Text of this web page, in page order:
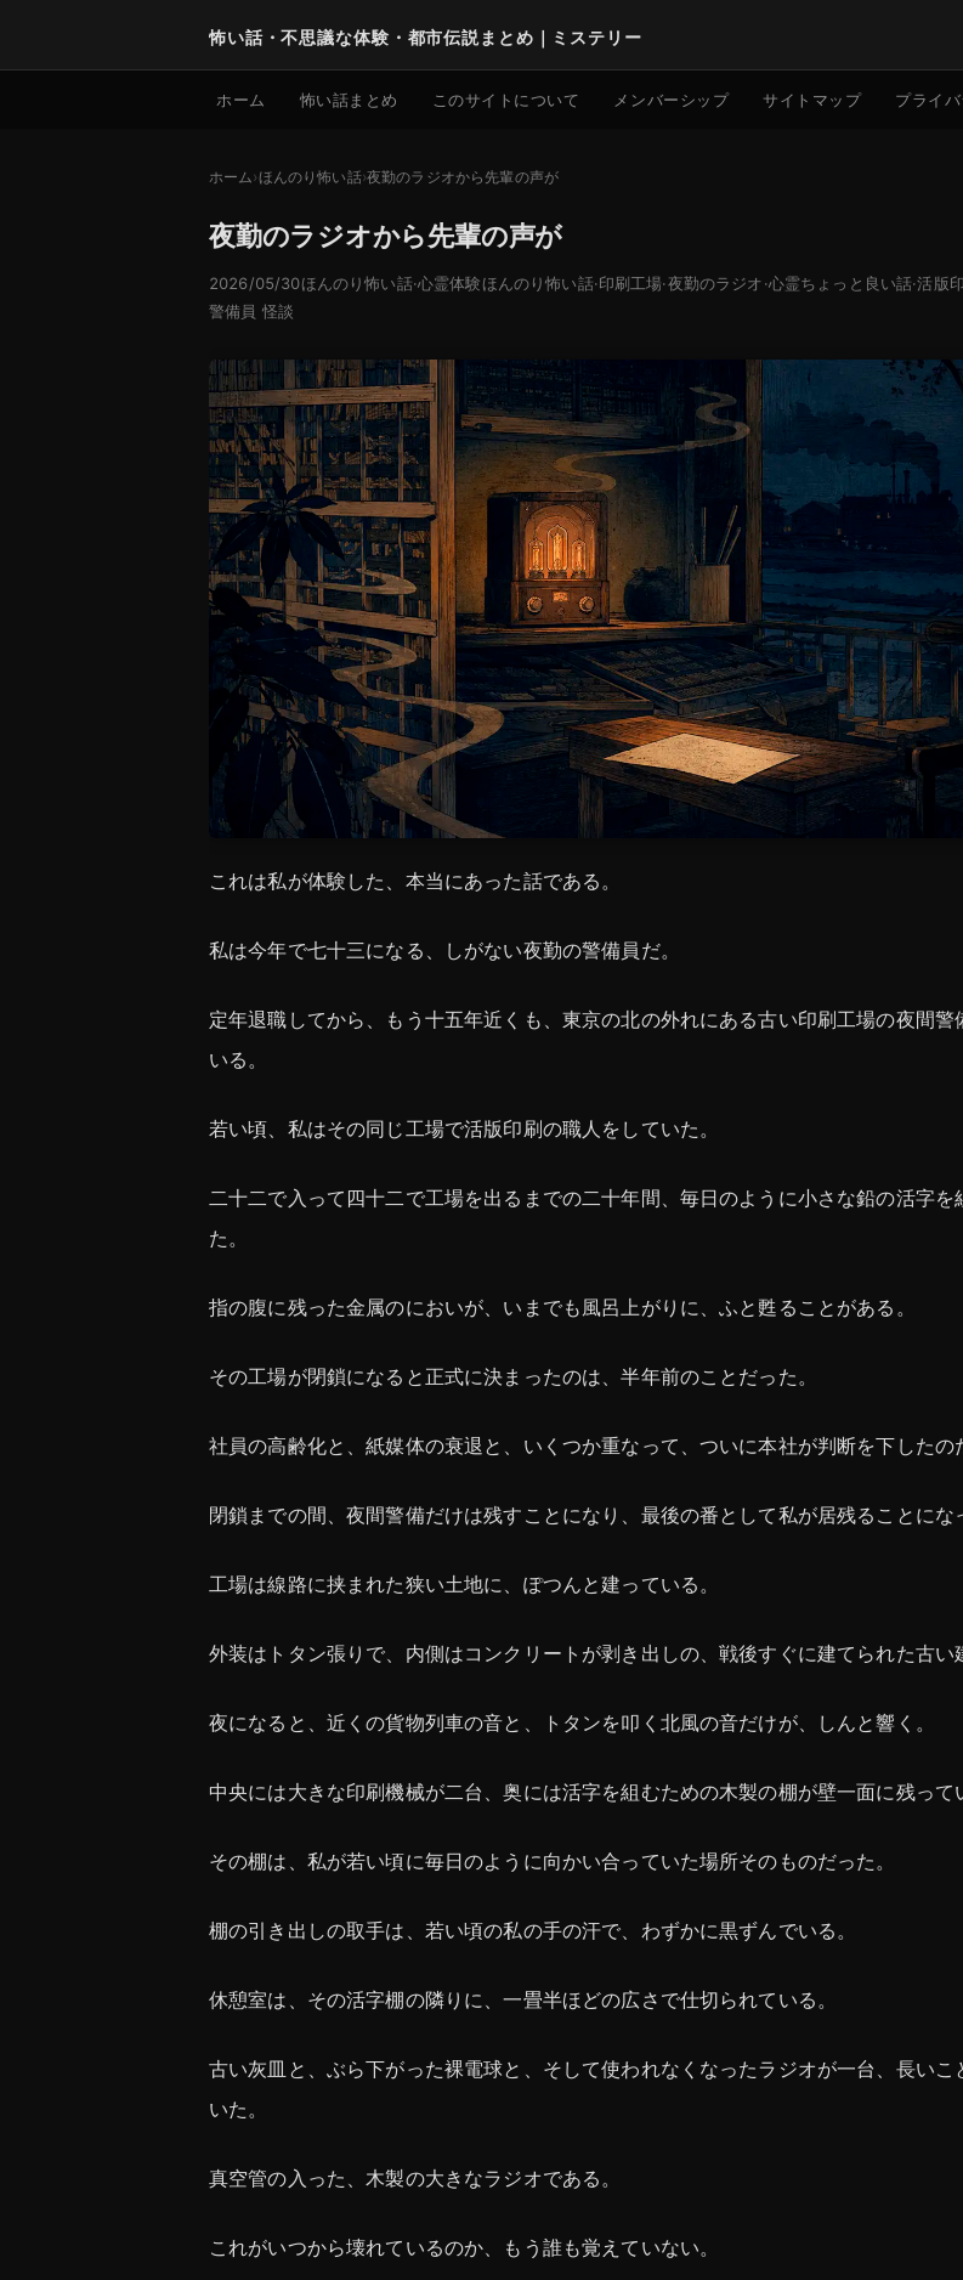
怖い話・不思議な体験・都市伝説まとめ｜ミステリー
ホーム 怖い話まとめ このサイトについて メンバーシップ サイトマップ プライ
ホーム ほんのり怖い話 夜勤のラジオから先輩の声が
夜勤のラジオから先輩の声が
2026/05/30ほんのり怖い話·心霊体験ほんのり怖い話·印刷工場·夜勤のラジオ ·心霊ちょっと良い話·活版
警備員 怪談
これは私が体験した、本当にあった話である。
私は今年で七十三になる、しがない夜勤の警備員だ。
定年退職してから、もう十五年近くも、東京の北の外れにある古い印刷工場の夜間警
いる。
若い頃、私はその同じ工場で活版印刷の職人をしていた。
二十二で入って四十二で工場を出るまでの二十年間、毎日のように小さな鉛の活字を
た。
指の腹に残った金属のにおいが、いまでも風呂上がりに、ふと甦ることがある。
その工場が閉鎖になると正式に決まったのは、半年前のことだった。
社員の高齢化と、紙媒体の衰退と、いくつか重なって、ついに本社が判断を下したの
閉鎖までの間、夜間警備だけは残すことになり、最後の番として私が居残ることにな
工場は線路に挟まれた狭い土地に、ぽつんと建っている。
外装はトタン張りで、内側はコンクリートが剥き出しの、戦後すぐに建てられた古い
夜になると、近くの貨物列車の音と、トタンを叩く北風の音だけが、しんと響く。
中央には大きな印刷機械が二台、奥には活字を組むための木製の棚が壁一面に残って
その棚は、私が若い頃に毎日のように向かい合っていた場所そのものだった。
棚の引き出しの取手は、若い頃の私の手の汗で、わずかに黒ずんでいる。
休憩室は、その活字棚の隣りに、一畳半ほどの広さで仕切られている。
古い灰皿と、ぶら下がった裸電球と、そして使われなくなったラジオが一台、長いこ
いた。
真空管の入った、木製の大きなラジオである。
これがいつから壊れているのか、もう誰も覚えていない。